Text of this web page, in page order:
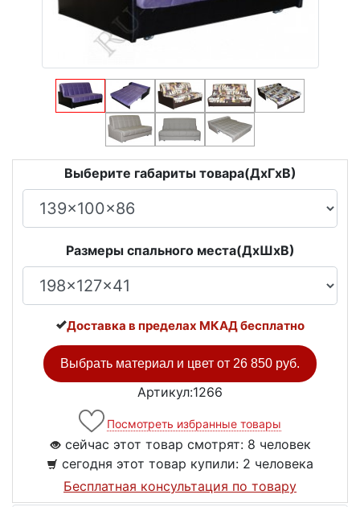
Выберите габариты товара(ДxГxВ)
Размеры спального места(ДxШxВ)
Доставка в пределах МКАД бесплатно
Выбрать материал и цвет от 26 850 руб.
Артикул:1266
Посмотреть избранные товары
сейчас этот товар смотрят: 8 человек
сегодня этот товар купили: 2 человека
Бесплатная консультация по товару